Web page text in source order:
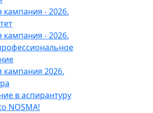
- 2026.
- 2026.
2026.
в аспирантуру
NOSMA!